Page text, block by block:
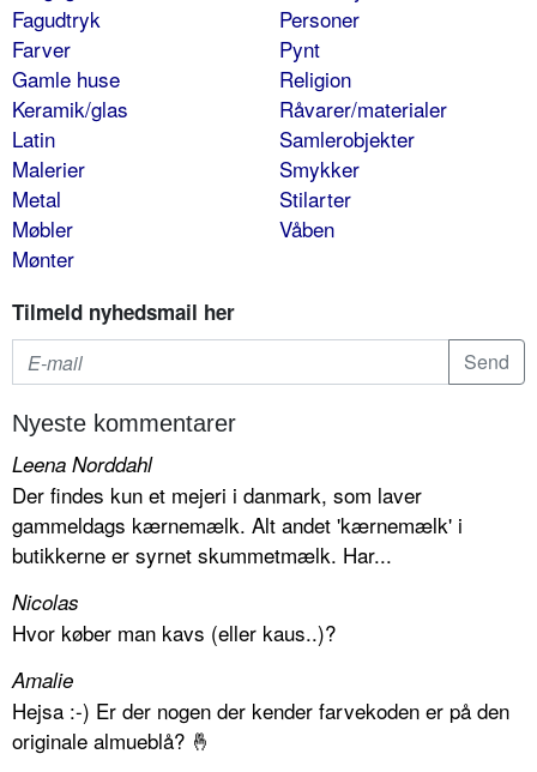
Fagudtryk
Farver
Gamle huse
Keramik/glas
Latin
Malerier
Metal
Møbler
Mønter
Personer
Pynt
Religion
Råvarer/materialer
Samlerobjekter
Smykker
Stilarter
Våben
Tilmeld nyhedsmail her
Nyeste kommentarer
Leena Norddahl
Der findes kun et mejeri i danmark, som laver
gammeldags kærnemælk. Alt andet 'kærnemælk' i
butikkerne er syrnet skummetmælk. Har...
Nicolas
Hvor køber man kavs (eller kaus..)?
Amalie
Hejsa :-) Er der nogen der kender farvekoden er på den
originale almueblå? 🤞